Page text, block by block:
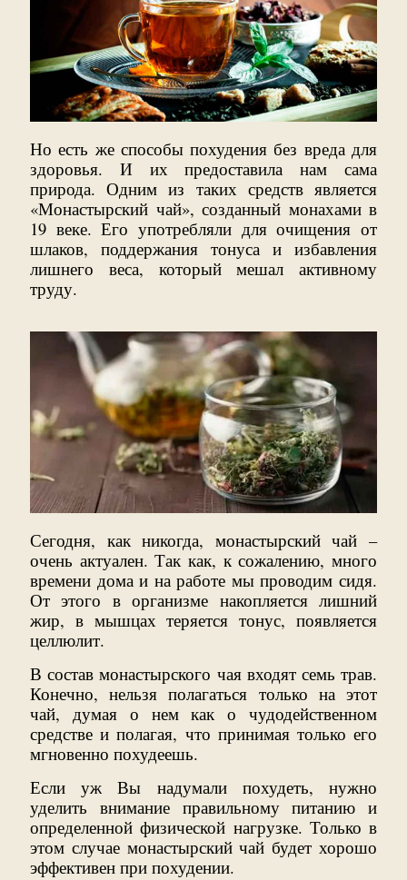
Но есть же способы похудения без вреда для
здоровья. И их предоставила нам сама
природа. Одним из таких средств является
«Монастырский чай», созданный монахами в
19 веке. Его употребляли для очищения от
шлаков, поддержания тонуса и избавления
лишнего веса, который мешал активному
труду.
Сегодня, как никогда, монастырский чай –
очень актуален. Так как, к сожалению, много
времени дома и на работе мы проводим сидя.
От этого в организме накопляется лишний
жир, в мышцах теряется тонус, появляется
целлюлит.
В состав монастырского чая входят семь трав.
Конечно, нельзя полагаться только на этот
чай, думая о нем как о чудодейственном
средстве и полагая, что принимая только его
мгновенно похудеешь.
Если уж Вы надумали похудеть, нужно
уделить внимание правильному питанию и
определенной физической нагрузке. Только в
этом случае монастырский чай будет хорошо
эффективен при похудении.